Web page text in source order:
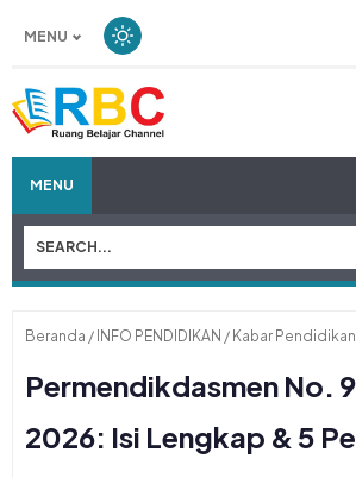
MENU
MENU
Beranda / INFO PENDIDIKAN / Kabar Pendidikan
Permendikdasmen No.
2026: Isi Lengkap & 5